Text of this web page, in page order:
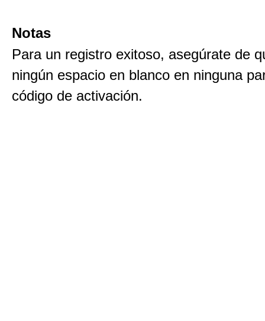
Notas
Para un registro exitoso, asegúrate de
ningún espacio en blanco en ninguna
código de activación.